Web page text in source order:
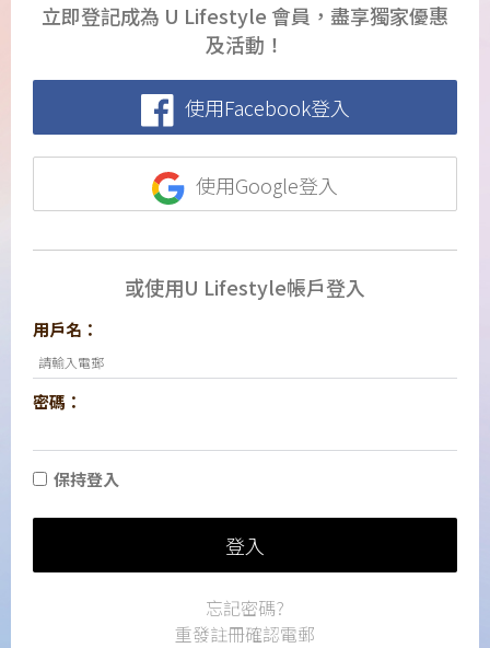
立即登記成為 U Lifestyle 會員，盡享獨家優惠
及活動！
使用Facebook登入
使用Google登入
或使用U Lifestyle帳戶登入
用戶名：
密碼：
保持登入
登入
忘記密碼?
重發註冊確認電郵